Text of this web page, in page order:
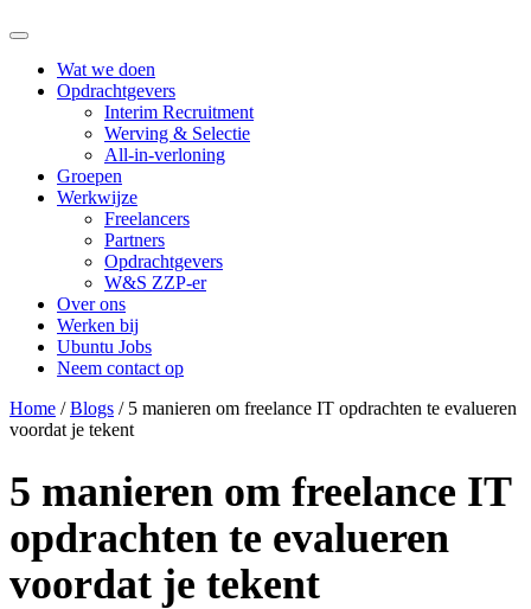
Wat we doen
Opdrachtgevers
Interim Recruitment
Werving & Selectie
All-in-verloning
Groepen
Werkwijze
Freelancers
Partners
Opdrachtgevers
W&S ZZP-er
Over ons
Werken bij
Ubuntu Jobs
Neem contact op
Home /Blogs / 5 manieren om freelance IT opdrachten te evalueren
voordat je tekent
5 manieren om freelance IT
opdrachten te evalueren
voordat je tekent